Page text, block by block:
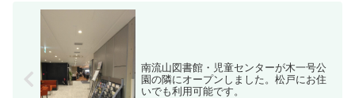
南流山図書館・児童センターが木一号公
園の隣にオープンしました。松戸にお住
いでも利用可能です。